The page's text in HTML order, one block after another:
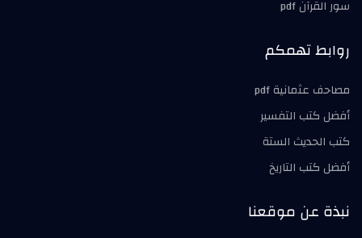
سور القرآن pdf
روابط تهمكم
مصاحف عثمانية pdf
أفضل كتب التفسير
كتب الحديث الستة
أفضل كتب التاريخ
نبذة عن موقعنا